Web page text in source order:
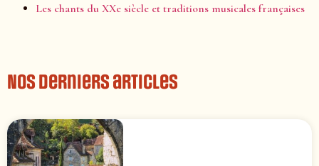
Les chants du XXe siècle et traditions musicales françaises
Nos derniers articles